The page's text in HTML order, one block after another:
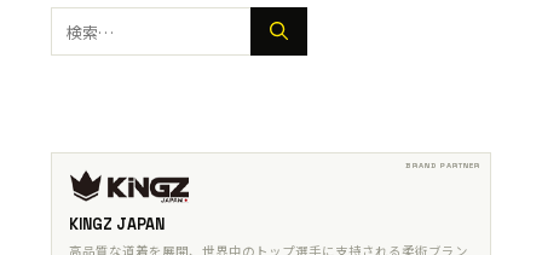
検
索:
KINGZ JAPAN
高品質な道着を展開、世界中のトップ選手に支持される柔術ブラン